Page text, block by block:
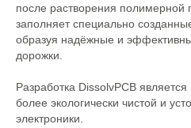
после растворения
заполняет специально
образуя надёжные и
дорожки.
Разработка DissolvPCB
более экологически чистой и
электроники.